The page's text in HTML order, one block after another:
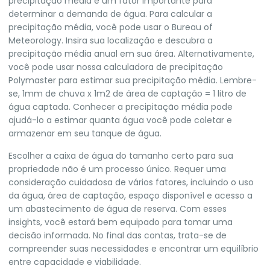
determinar a demanda de água. Para calcular a
precipitação média, você pode usar o Bureau of
Meteorology. Insira sua localização e descubra a
precipitação média anual em sua área. Alternativamente,
você pode usar nossa calculadora de precipitação
Polymaster para estimar sua precipitação média. Lembre-
se, 1mm de chuva x 1m2 de área de captação = 1 litro de
água captada. Conhecer a precipitação média pode
ajudá-lo a estimar quanta água você pode coletar e
armazenar em seu tanque de água.
Escolher a caixa de água do tamanho certo para sua
propriedade não é um processo único. Requer uma
consideração cuidadosa de vários fatores, incluindo o uso
da água, área de captação, espaço disponível e acesso a
um abastecimento de água de reserva. Com esses
insights, você estará bem equipado para tomar uma
decisão informada. No final das contas, trata-se de
compreender suas necessidades e encontrar um equilíbrio
entre capacidade e viabilidade.